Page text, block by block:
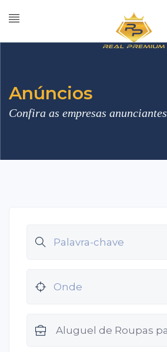
Anúncios
Confira as empresas anunciantes